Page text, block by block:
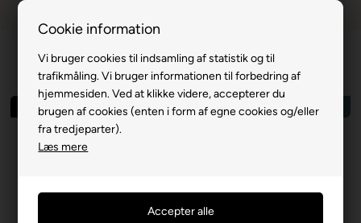
Cookie information
Vi bruger cookies til indsamling af statistik og til
trafikmåling. Vi bruger informationen til forbedring af
hjemmesiden. Ved at klikke videre, accepterer du
brugen af cookies (enten i form af egne cookies og/eller
fra tredjeparter).
Læs mere
Spar 74% Outlet